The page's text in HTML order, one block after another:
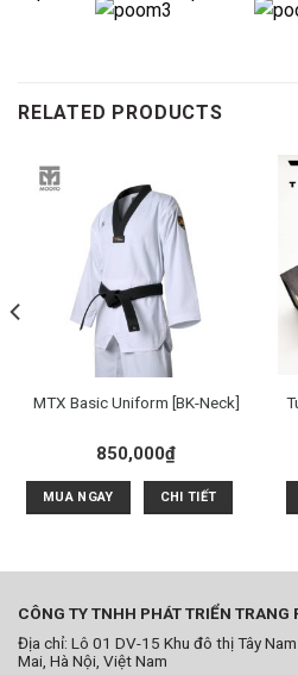
RELATED PRODUCTS
MTX Basic Uniform [BK-Neck]
850,000₫
MUA NGAY CHI TIẾT
CÔNG TY TNHH PHÁT TRIỂN
Địa chỉ: Lô 01 DV-15 Khu đô thị Tây
Mai, Hà Nội, Việt Nam